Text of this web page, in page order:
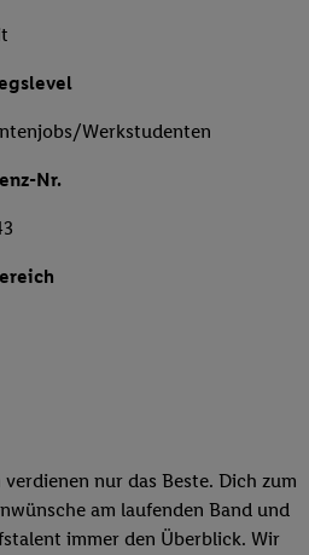
Werkstudenten
Nr.
nur das Beste. Dich zum
am laufenden Band und
immer den Überblick. Wir